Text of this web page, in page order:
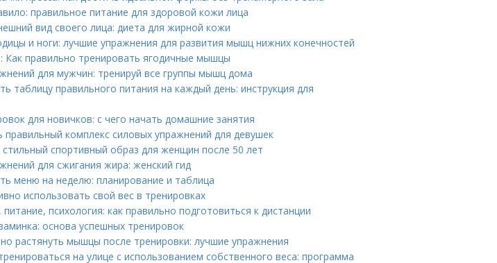
правильное питание для здоровой кожи лица
вид своего лица: диета для жирной кожи
и ноги: лучшие упражнения для развития мышц нижних конечностей
Как правильно тренировать ягодичные мышцы
для мужчин: тренируй все группы мышц дома
таблицу правильного питания на каждый день: инструкция для
для новичков: с чего начать домашние занятия
правильный комплекс силовых упражнений для девушек
стильный спортивный образ для женщин после 50 лет
для сжигания жира: женский гид
меню на неделю: планирование и таблица
использовать свой вес в тренировках
психология: как правильно подготовиться к дистанции
основа успешных тренировок
растянуть мышцы после тренировки: лучшие упражнения
на улице с использованием собственного веса: программа